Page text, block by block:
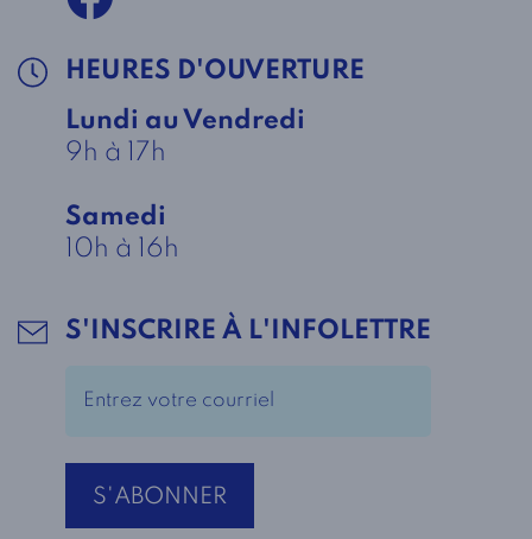
HEURES D'OUVERTURE
Lundi au Vendredi
9h à 17h
Samedi
10h à 16h
S'INSCRIRE À L'INFOLETTRE